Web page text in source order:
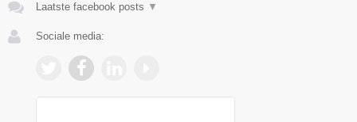
Laatste facebook posts ▼
Sociale media: